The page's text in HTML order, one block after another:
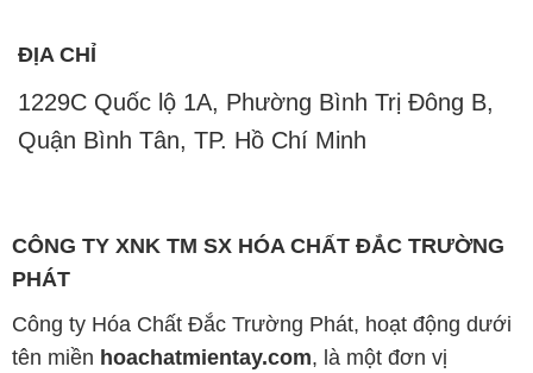
ĐỊA CHỈ
1229C Quốc lộ 1A, Phường Bình Trị Đông B,
Quận Bình Tân, TP. Hồ Chí Minh
CÔNG TY XNK TM SX HÓA CHẤT ĐẮC TRƯỜNG
PHÁT
Công ty Hóa Chất Đắc Trường Phát, hoạt động dưới
tên miền hoachatmientay.com, là một đơn vị